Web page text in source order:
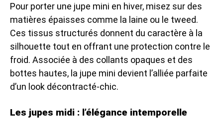
Pour porter une jupe mini en hiver, misez sur des
matières épaisses comme la laine ou le tweed.
Ces tissus structurés donnent du caractère à la
silhouette tout en offrant une protection contre le
froid. Associée à des collants opaques et des
bottes hautes, la jupe mini devient l’alliée parfaite
d’un look décontracté-chic.
Les jupes midi : l’élégance intemporelle